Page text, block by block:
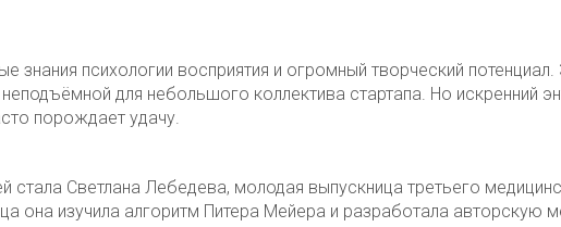
психологии восприятия и огромный творческий
для небольшого коллектива стартапа. Но искренний
порождает удачу.
стала Светлана Лебедева, молодая выпускница третьего
она изучила алгоритм Питера Мейера и разработала авторскую